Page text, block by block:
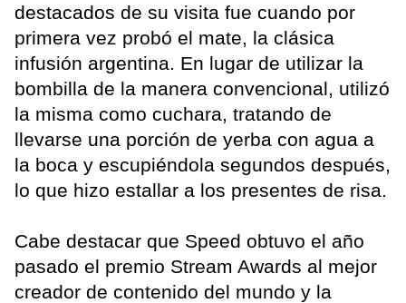
destacados de su visita fue cuando por
primera vez probó el mate, la clásica
infusión argentina. En lugar de utilizar la
bombilla de la manera convencional, utilizó
la misma como cuchara, tratando de
llevarse una porción de yerba con agua a
la boca y escupiéndola segundos después,
lo que hizo estallar a los presentes de risa.
Cabe destacar que Speed obtuvo el año
pasado el premio Stream Awards al mejor
creador de contenido del mundo y la